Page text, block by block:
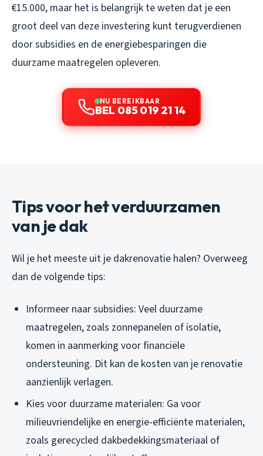
€15.000, maar het is belangrijk te weten dat je een
groot deel van deze investering kunt terugverdienen
door subsidies en de energiebesparingen die
duurzame maatregelen opleveren.
NU BEREIKBAAR
BEL 085 019 21 14
Tips voor het verduurzamen
van je dak
Wil je het meeste uit je dakrenovatie halen? Overweeg
dan de volgende tips:
Informeer naar subsidies: Veel duurzame
maatregelen, zoals zonnepanelen of isolatie,
komen in aanmerking voor financiële
ondersteuning. Dit kan de kosten van je renovatie
aanzienlijk verlagen.
Kies voor duurzame materialen: Ga voor
milieuvriendelijke en energie-efficiënte materialen,
zoals gerecycled dakbedekkingsmateriaal of